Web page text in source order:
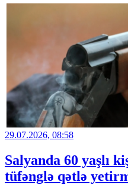
29.07.2026, 08:58
Salyanda 60 yaşlı
tüfənglə qətlə